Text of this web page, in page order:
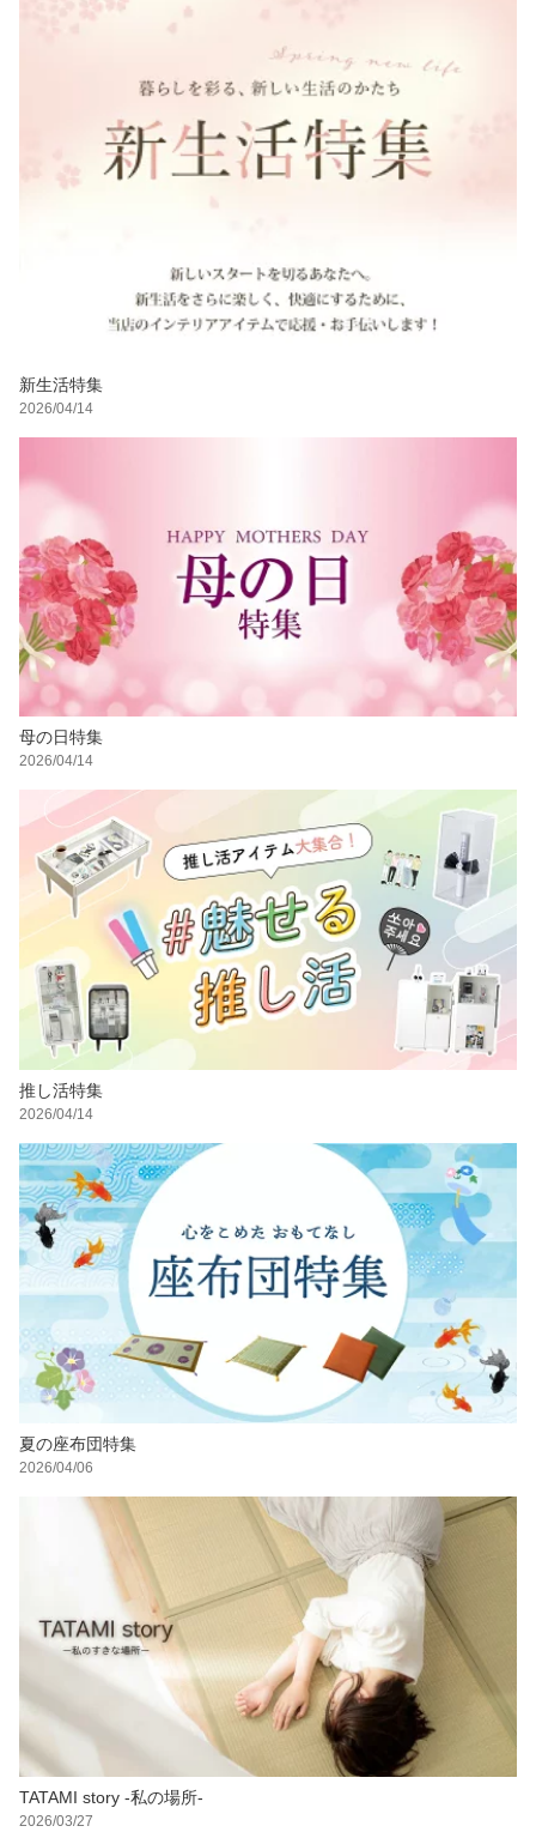
新生活特集
2026/04/14
母の日特集
2026/04/14
推し活特集
2026/04/14
夏の座布団特集
2026/04/06
TATAMI story -私の場所-
2026/03/27